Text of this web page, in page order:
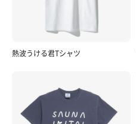
熱波うける君Tシャツ